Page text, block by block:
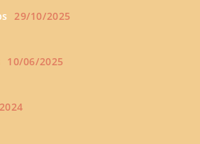
29/10/2025
10/06/2025